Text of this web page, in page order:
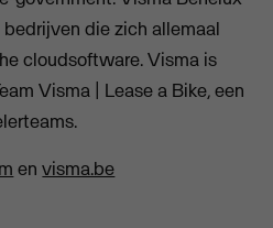
die zich allemaal
cloudsoftware. Visma is
Visma | Lease a Bike, een
envisma.be